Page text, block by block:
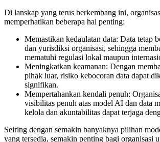
Di lanskap yang terus berkembang ini,
memperhatikan beberapa hal penting:
Memastikan kedaulatan data: Data tetap
dan yurisdiksi organisasi, sehingga
mematuhi regulasi lokal maupun
Meningkatkan keamanan: Dengan
pihak luar, risiko kebocoran data dapat
signifikan.
Mempertahankan kendali penuh:
visibilitas penuh atas model AI dan data
kelola dan akuntabilitas dapat terjaga
Seiring dengan semakin banyaknya pilihan
yang tersedia, semakin penting bagi organisasi